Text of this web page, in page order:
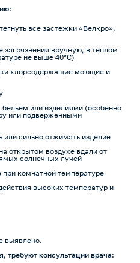
все застежки «Велкро»,
загрязнения вручную, в теплом
не выше 40°С)
хлорсодержащие моющие и
бельем или изделиями (особенно
или подверженными
или сильно отжимать изделие
открытом воздухе вдали от
солнечных лучей
комнатной температуре
высоких температур и
выявлено.
требуют консультации врача: